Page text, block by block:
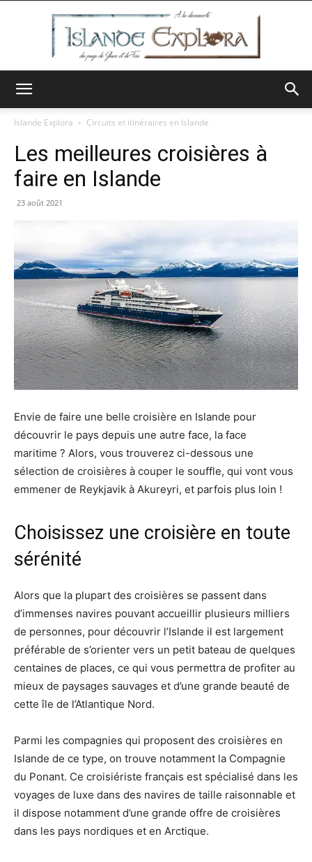
Explora
Islande Explora Circuits et itinéraires en Islande
Les meilleures croisières à
faire en Islande
23 août 2021
Envie de faire une belle croisière en Islande pour
découvrir le pays depuis une autre face, la face
maritime ? Alors, vous trouverez ci-dessous une
sélection de croisières à couper le souffle, qui vont vous
emmener de Reykjavik à Akureyri, et parfois plus loin !
Choisissez une croisière en toute
sérénité
Alors que la plupart des croisières se passent dans
d’immenses navires pouvant accueillir plusieurs milliers
de personnes, pour découvrir l’Islande il est largement
préférable de s’orienter vers un petit bateau de quelques
centaines de places, ce qui vous permettra de profiter au
mieux de paysages sauvages et d’une grande beauté de
cette île de l’Atlantique Nord.
Parmi les compagnies qui proposent des croisières en
Islande de ce type, on trouve notamment la Compagnie
du Ponant. Ce croisiériste français est spécialisé dans les
voyages de luxe dans des navires de taille raisonnable et
il dispose notamment d’une grande offre de croisières
dans les pays nordiques et en Arctique.